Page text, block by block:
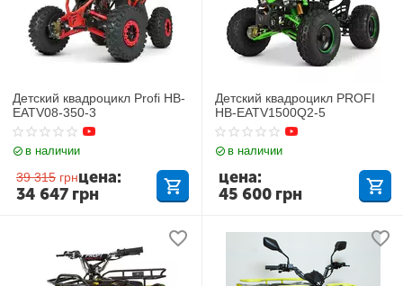
Детский квадроцикл Profi HB-
EATV08-350-3
в наличии
39 315 грн
34 647 грн
цена:
Детский квадроцикл PROFI
HB-EATV1500Q2-5
в наличии
45 600 грн
цена: